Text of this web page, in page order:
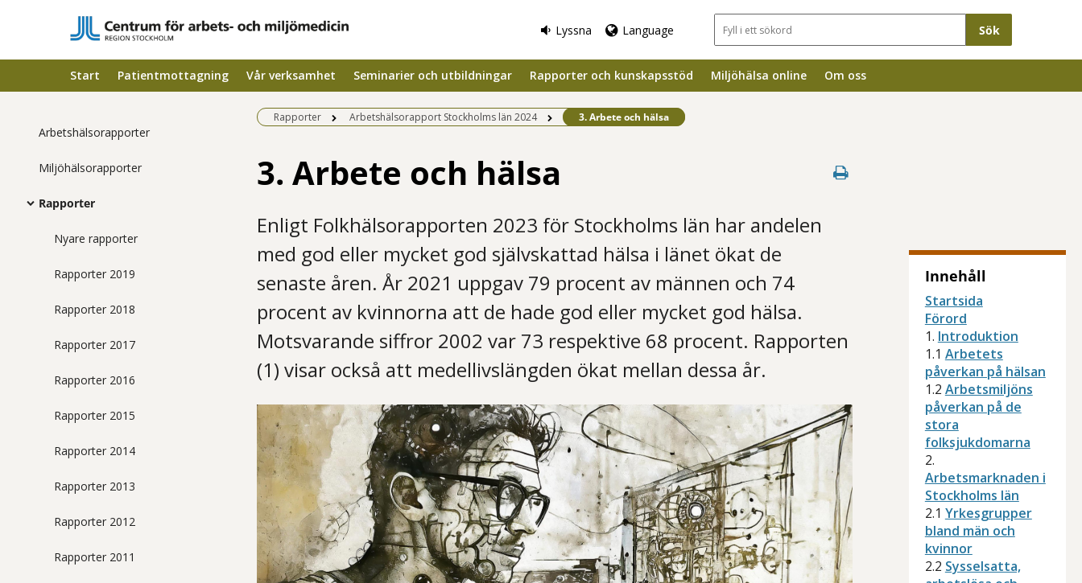
Lyssna Language Sökfält
Start Patientmottagning Vår verksamhet Seminarier och utbildningar Rapporter och kunskapsstöd Miljöhälsa online Om oss
Arbetshälsorapporter
Miljöhälsorapporter
Rapporter
Nyare rapporter
Rapporter 2019
Rapporter 2018
Rapporter 2017
Rapporter 2016
Rapporter 2015
Rapporter 2014
Rapporter 2013
Rapporter 2012
Rapporter 2011
Rapporter Arbetshälsorapport Stockholms län 2024 Befintlig sida:
3. Arbete och hälsa
3. Arbete och hälsa
Enligt Folkhälsorapporten 2023 för Stockholms län har andelen
med god eller mycket god självskattad hälsa i länet ökat de
senaste åren. År 2021 uppgav 79 procent av männen och 74
procent av kvinnorna att de hade god eller mycket god hälsa.
Motsvarande siffror 2002 var 73 respektive 68 procent. Rapporten
(1) visar också att medellivslängden ökat mellan dessa år.
Innehåll
Startsida
Förord
1. Introduktion
1.1 Arbetets
påverkan på hälsan
1.2 Arbetsmiljöns
påverkan på de
stora
folksjukdomarna
2.
Arbetsmarknaden i
Stockholms län
2.1 Yrkesgrupper
bland män och
kvinnor
2.2 Sysselsatta,